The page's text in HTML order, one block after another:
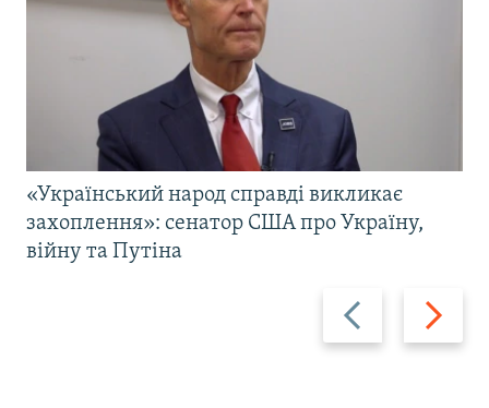
Назад Вперед
«Український народ справді викликає
захоплення»: сенатор США про Україну,
війну та Путіна